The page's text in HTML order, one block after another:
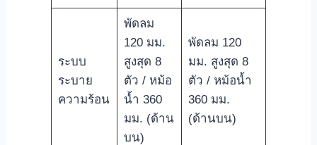
ระบบ
ระบาย
ความร้อน
พัดลม
120 มม.
สูงสุด 8
ตัว / หม้อ
น้ำ 360
มม. (ด้าน
บน)
พัดลม 120
มม. สูงสุด 8
ตัว / หม้อน้ำ
360 มม.
(ด้านบน)